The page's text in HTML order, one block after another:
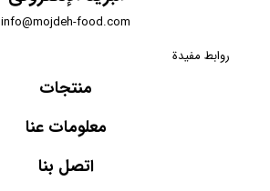
info@mojdeh-food.com
روابط مفيدة
منتجات
معلومات عنا
اتصل بنا